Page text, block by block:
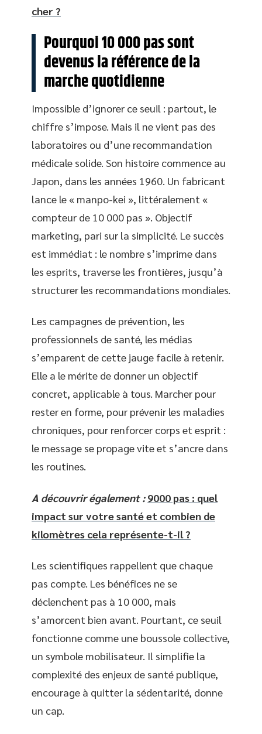
cher ?
Pourquoi 10 000 pas sont
devenus la référence de la
marche quotidienne
Impossible d’ignorer ce seuil : partout, le
chiffre s’impose. Mais il ne vient pas des
laboratoires ou d’une recommandation
médicale solide. Son histoire commence au
Japon, dans les années 1960. Un fabricant
lance le « manpo-kei », littéralement «
compteur de 10 000 pas ». Objectif
marketing, pari sur la simplicité. Le succès
est immédiat : le nombre s’imprime dans
les esprits, traverse les frontières, jusqu’à
structurer les recommandations mondiales.
Les campagnes de prévention, les
professionnels de santé, les médias
s’emparent de cette jauge facile à retenir.
Elle a le mérite de donner un objectif
concret, applicable à tous. Marcher pour
rester en forme, pour prévenir les maladies
chroniques, pour renforcer corps et esprit :
le message se propage vite et s’ancre dans
les routines.
A découvrir également : 9000 pas : quel
impact sur votre santé et combien de
kilomètres cela représente-t-il ?
Les scientifiques rappellent que chaque
pas compte. Les bénéfices ne se
déclenchent pas à 10 000, mais
s’amorcent bien avant. Pourtant, ce seuil
fonctionne comme une boussole collective,
un symbole mobilisateur. Il simplifie la
complexité des enjeux de santé publique,
encourage à quitter la sédentarité, donne
un cap.